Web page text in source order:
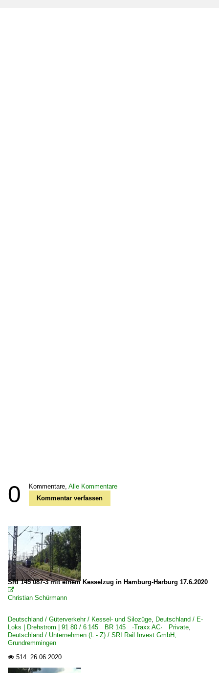
0 Kommentare, Alle Kommentare
Kommentar verfassen
SRI 145 087-3 mit einem Kesselzug in Hamburg-Harburg 17.6.2020

Christian Schürmann
Deutschland / Güterverkehr / Kessel- und Silozüge, Deutschland / E-
Loks | Drehstrom | 91 80 / 6 145 BR 145 ·Traxx AC· Private,
Deutschland / Unternehmen (L - Z) / SRI Rail Invest GmbH,
Grundremmingen
 514. 26.06.2020